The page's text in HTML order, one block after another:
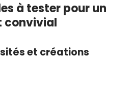
à tester pour un
convivial
et créations